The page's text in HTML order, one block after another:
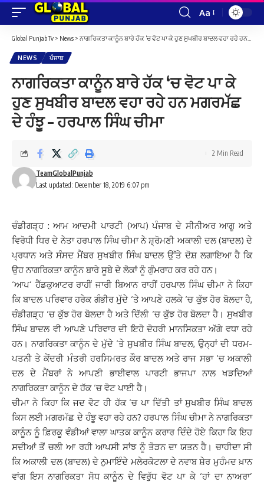
Font
Aa
Global Punjab Tv > News > ਨਾਗਰਿਕਤਾ ਕਾਨੂੰਨ ਬਾਰੇ ਹੱਕ ‘ਚ ਵੋਟ ਪਾ ਕੇ ਹੁਣ ਸੁਖਬੀਰ ਬਾਦਲ ਵਹਾ ਰਹੇ ਹਨ ਮਗਰਮੱਛ ਦੇ ਹੰਝੂ – ਹਰਪਾਲ ਸਿੰਘ ਚੀਮਾ
NEWS ਪੰਜਾਬ
ਨਾਗਰਿਕਤਾ ਕਾਨੂੰਨ ਬਾਰੇ ਹੱਕ ‘ਚ ਵੋਟ ਪਾ ਕੇ
ਹੁਣ ਸੁਖਬੀਰ ਬਾਦਲ ਵਹਾ ਰਹੇ ਹਨ ਮਗਰਮੱਛ
ਦੇ ਹੰਝੂ – ਹਰਪਾਲ ਸਿੰਘ ਚੀਮਾ
Last updated: December 18, 2019 6:07 pm
TeamGlobalPunjab
2 Min Read
ਚੰਡੀਗੜ੍ਹ : ਆਮ ਆਦਮੀ ਪਾਰਟੀ (ਆਪ) ਪੰਜਾਬ ਦੇ ਸੀਨੀਅਰ ਆਗੂ ਅਤੇ
ਵਿਰੋਧੀ ਧਿਰ ਦੇ ਨੇਤਾ ਹਰਪਾਲ ਸਿੰਘ ਚੀਮਾ ਨੇ ਸ਼੍ਰੋਮਣੀ ਅਕਾਲੀ ਦਲ (ਬਾਦਲ) ਦੇ
ਪ੍ਰਧਾਨ ਅਤੇ ਸੰਸਦ ਮੈਂਬਰ ਸੁਖਬੀਰ ਸਿੰਘ ਬਾਦਲ ਉੱਤੇ ਦੋਸ਼ ਲਗਾਇਆ ਹੈ ਕਿ
ਉਹ ਨਾਗਰਿਕਤਾ ਕਾਨੂੰਨ ਬਾਰੇ ਸੂਬੇ ਦੇ ਲੋਕਾਂ ਨੂੰ ਗੁੰਮਰਾਹ ਕਰ ਰਹੇ ਹਨ।
‘ਆਪ’ ਹੈੱਡਕੁਆਟਰ ਰਾਹੀਂ ਜਾਰੀ ਬਿਆਨ ਰਾਹੀਂ ਹਰਪਾਲ ਸਿੰਘ ਚੀਮਾ ਨੇ ਕਿਹਾ
ਕਿ ਬਾਦਲ ਪਰਿਵਾਰ ਹਰੇਕ ਗੰਭੀਰ ਮੁੱਦੇ ‘ਤੇ ਆਪਣੇ ਹਲਕੇ ‘ਚ ਕੁੱਝ ਹੋਰ ਬੋਲਦਾ ਹੈ,
ਚੰਡੀਗੜ੍ਹ ‘ਚ ਕੁੱਝ ਹੋਰ ਬੋਲਦਾ ਹੈ ਅਤੇ ਦਿੱਲੀ ‘ਚ ਕੁੱਝ ਹੋਰ ਬੋਲਦਾ ਹੈ। ਸੁਖਬੀਰ
ਸਿੰਘ ਬਾਦਲ ਵੀ ਆਪਣੇ ਪਰਿਵਾਰ ਦੀ ਇਹੋ ਦੋਹਰੀ ਮਾਨਸਿਕਤਾ ਅੱਗੇ ਵਧਾ ਰਹੇ
ਹਨ। ਨਾਗਰਿਕਤਾ ਕਾਨੂੰਨ ਦੇ ਮੁੱਦੇ ‘ਤੇ ਸੁਖਬੀਰ ਸਿੰਘ ਬਾਦਲ, ਉਨ੍ਹਾਂ ਦੀ ਧਰਮ-
ਪਤਨੀ ਤੇ ਕੇਂਦਰੀ ਮੰਤਰੀ ਹਰਸਿਮਰਤ ਕੌਰ ਬਾਦਲ ਅਤੇ ਰਾਜ ਸਭਾ ‘ਚ ਅਕਾਲੀ
ਦਲ ਦੇ ਮੈਂਬਰਾਂ ਨੇ ਆਪਣੀ ਭਾਈਵਾਲ ਪਾਰਟੀ ਭਾਜਪਾ ਨਾਲ ਖੜਦਿਆਂ
ਨਾਗਰਿਕਤਾ ਕਾਨੂੰਨ ਦੇ ਹੱਕ ‘ਚ ਵੋਟ ਪਾਈ ਹੈ।
ਚੀਮਾ ਨੇ ਕਿਹਾ ਕਿ ਜਦ ਵੋਟ ਹੀ ਹੱਕ ‘ਚ ਪਾ ਦਿੱਤੀ ਤਾਂ ਸੁਖਬੀਰ ਸਿੰਘ ਬਾਦਲ
ਕਿਸ ਲਈ ਮਗਰਮੱਛ ਦੇ ਹੰਝੂ ਵਹਾ ਰਹੇ ਹਨ? ਹਰਪਾਲ ਸਿੰਘ ਚੀਮਾ ਨੇ ਨਾਗਰਿਕਤਾ
ਕਾਨੂੰਨ ਨੂੰ ਫ਼ਿਰਕੂ ਵੰਡੀਆਂ ਵਾਲਾ ਘਾਤਕ ਕਾਨੂੰਨ ਕਰਾਰ ਦਿੰਦੇ ਹੋਏ ਕਿਹਾ ਕਿ ਇਹ
ਸਦੀਆਂ ਤੋਂ ਚਲੀ ਆ ਰਹੀ ਆਪਸੀ ਸਾਂਝ ਨੂੰ ਤੋੜਨ ਦਾ ਯਤਨ ਹੈ। ਚਾਹੀਦਾ ਸੀ
ਕਿ ਅਕਾਲੀ ਦਲ (ਬਾਦਲ) ਦੇ ਨੁਮਾਇੰਦੇ ਮਲੇਰਕੋਟਲਾ ਦੇ ਨਵਾਬ ਸ਼ੇਰ ਮੁਹੰਮਦ ਖ਼ਾਨ
ਵਾਂਗ ਇਸ ਨਾਗਰਿਕਤਾ ਸੋਧ ਕਾਨੂੰਨ ਦੇ ਵਿਰੁੱਧ ਵੋਟ ਪਾ ਕੇ ‘ਹਾਂ ਦਾ ਨਾਅਰਾ’